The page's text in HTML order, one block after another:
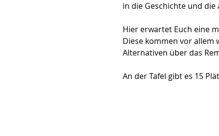
in die Geschichte und
Hier erwartet Euch eine
Diese kommen vor allem
Alternativen über das
An der Tafel gibt es 15